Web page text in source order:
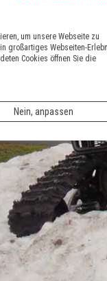
um unsere Webseite zu
großartiges Webseiten-
Cookies öffnen Sie die
Nein, anpassen